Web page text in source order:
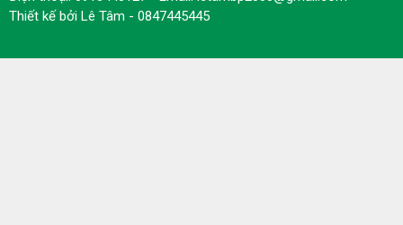
Thiết kế bởi Lê Tâm - 0847445445